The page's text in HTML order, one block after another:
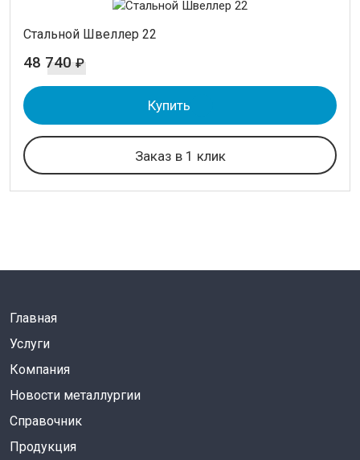
Стальной Швеллер 22
48 740 ₽
Купить
Заказ в 1 клик
Главная
Услуги
Компания
Новости металлургии
Справочник
Продукция